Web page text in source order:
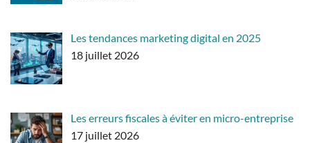
Les tendances marketing digital en 2025
18 juillet 2026
Les erreurs fiscales à éviter en micro-entreprise
17 juillet 2026